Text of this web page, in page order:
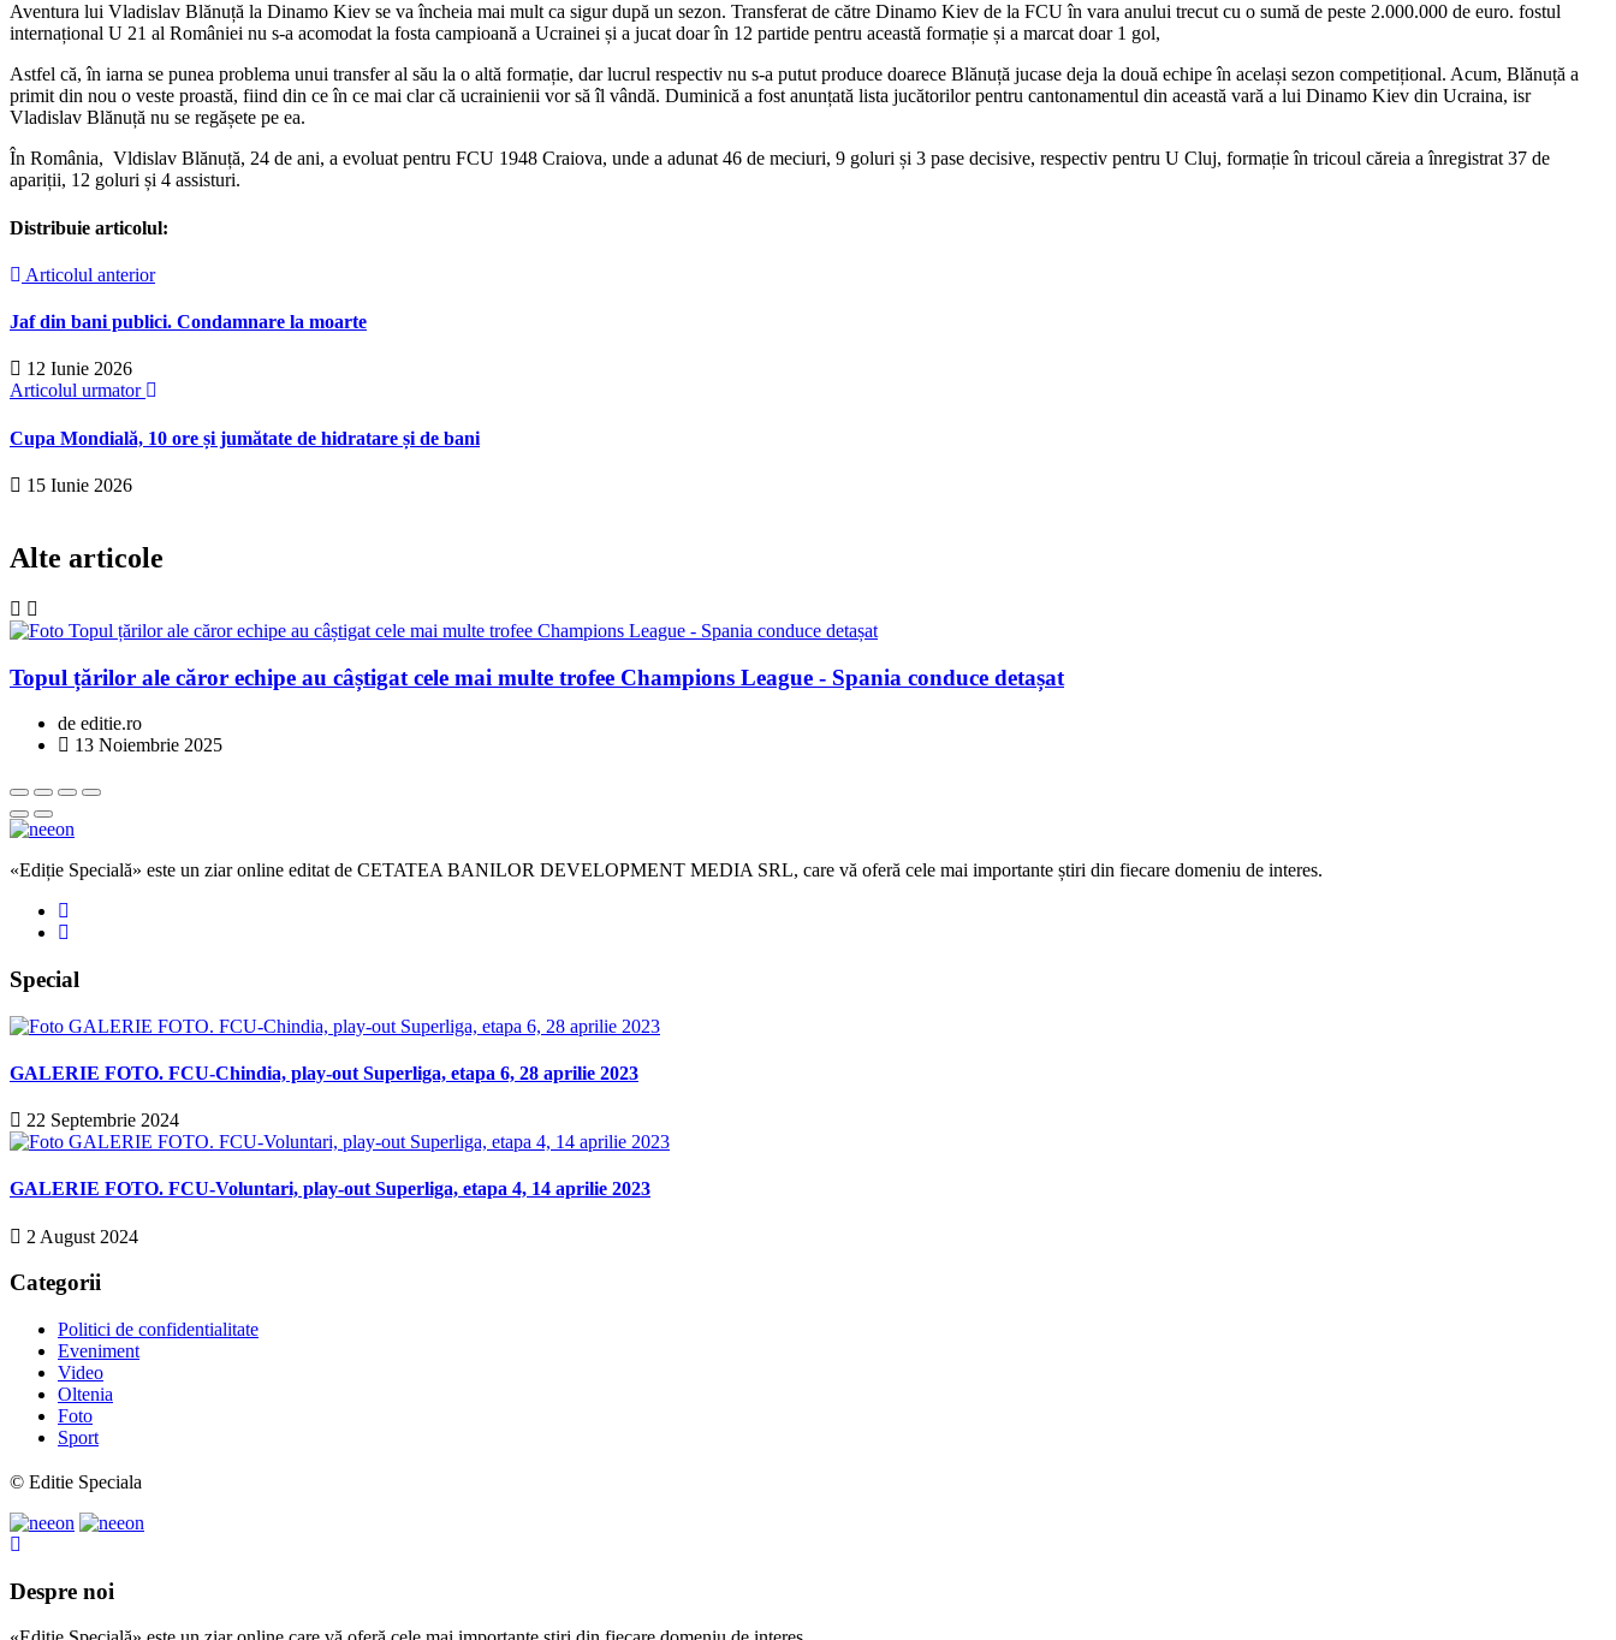
Aventura lui Vladislav Blănuță la Dinamo Kiev se va încheia mai mult ca sigur după un sezon. Transferat de către Dinamo Kiev de la FCU în vara anului trecut cu o sumă de peste 2.000.000 de euro. fostul
internațional U 21 al României nu s-a acomodat la fosta campioană a Ucrainei și a jucat doar în 12 partide pentru această formație și a marcat doar 1 gol,
Astfel că, în iarna se punea problema unui transfer al său la o altă formație, dar lucrul respectiv nu s-a putut produce doarece Blănuță jucase deja la două echipe în același sezon competițional. Acum, Blănuță a
primit din nou o veste proastă, fiind din ce în ce mai clar că ucrainienii vor să îl vândă. Duminică a fost anunțată lista jucătorilor pentru cantonamentul din această vară a lui Dinamo Kiev din Ucraina, isr
Vladislav Blănuță nu se regășete pe ea.
În România, Vldislav Blănuță, 24 de ani, a evoluat pentru FCU 1948 Craiova, unde a adunat 46 de meciuri, 9 goluri și 3 pase decisive, respectiv pentru U Cluj, formație în tricoul căreia a înregistrat 37 de
apariții, 12 goluri și 4 assisturi.
Distribuie articolul:
Articolul anterior
Jaf din bani publici. Condamnare la moarte
12 Iunie 2026
Articolul urmator
Cupa Mondială, 10 ore și jumătate de hidratare și de bani
15 Iunie 2026
Alte articole
Topul țărilor ale căror echipe au câștigat cele mai multe trofee Champions League - Spania conduce detașat
de editie.ro
13 Noiembrie 2025
«Ediție Specială» este un ziar online editat de CETATEA BANILOR DEVELOPMENT MEDIA SRL, care vă oferă cele mai importante știri din fiecare domeniu de interes.
Special
GALERIE FOTO. FCU-Chindia, play-out Superliga, etapa 6, 28 aprilie 2023
22 Septembrie 2024
GALERIE FOTO. FCU-Voluntari, play-out Superliga, etapa 4, 14 aprilie 2023
2 August 2024
Categorii
Politici de confidentialitate
Eveniment
Video
Oltenia
Foto
Sport
© Editie Speciala
Despre noi